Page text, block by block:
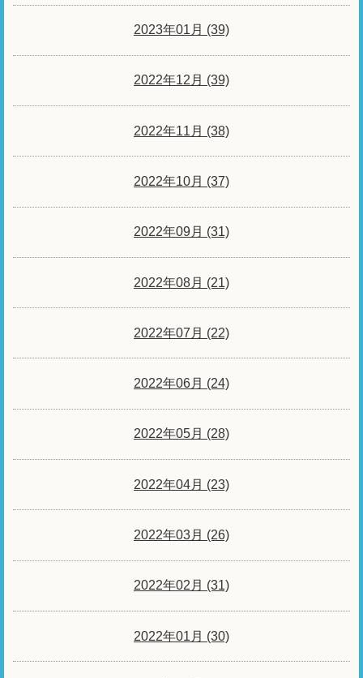
2023年01月 (39)
2022年12月 (39)
2022年11月 (38)
2022年10月 (37)
2022年09月 (31)
2022年08月 (21)
2022年07月 (22)
2022年06月 (24)
2022年05月 (28)
2022年04月 (23)
2022年03月 (26)
2022年02月 (31)
2022年01月 (30)